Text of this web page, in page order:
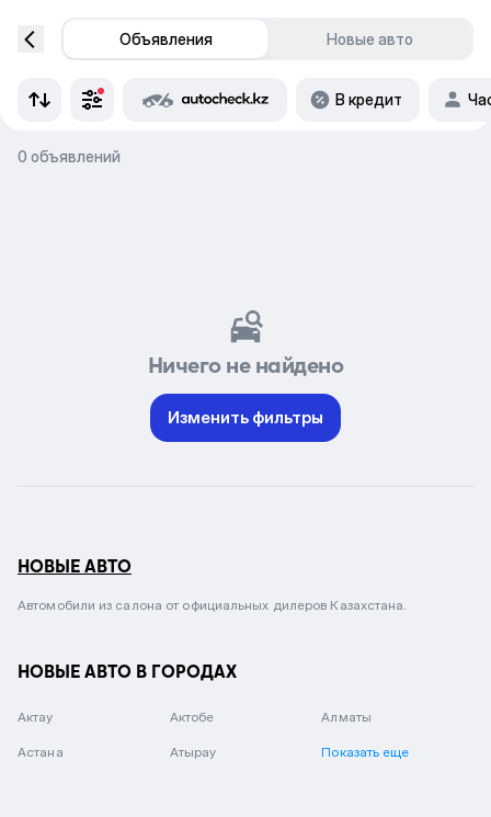
Объявления Новые авто
В кредит
0 объявлений
Ничего не найдено
Изменить фильтры
НОВЫЕ АВТО
Автомобили из салона от официальных дилеров Казахстана.
НОВЫЕ АВТО В ГОРОДАХ
Актау Актобе Алматы
Астана Атырау Показать еще